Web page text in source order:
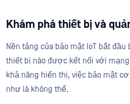
Khám phá thiết bị và
Nền tảng của bảo mật IoT bắt
thiết bị nào được kết nối với mạng
khả năng hiển thị, việc bảo mật
như là không thể.